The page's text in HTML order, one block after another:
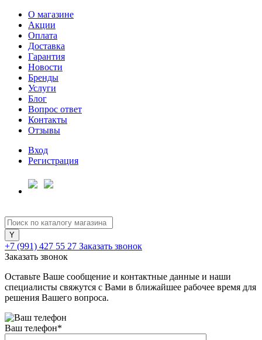
О магазине
Акции
Оплата
Доставка
Гарантия
Новости
Бренды
Услуги
Блог
Вопрос ответ
Контакты
Отзывы
Вход
Регистрация
+7 (991) 427 55 27 Заказать звонок
Заказать звонок
Оставьте Ваше сообщение и контактные данные и наши
специалисты свяжутся с Вами в ближайшее рабочее время для
решения Вашего вопроса.
Ваш телефон*
Для клиентов всех банков
Разбейте
оплатуна части
без переплат
График платежей
Сегодня
25%
Добавляйте товары
в корзину
Оплачивайте сегодня только